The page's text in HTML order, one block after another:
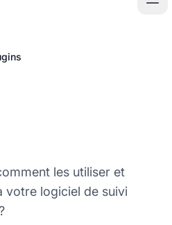
les utiliser et
votre logiciel de suivi